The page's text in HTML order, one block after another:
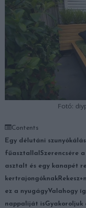
Fotó:
Contents
Egy délutáni
fűasztallal Szerencsére
asztalt és egy kanapét
kertrajongóknak
ez a nyugágyValahogy
nappaliját is